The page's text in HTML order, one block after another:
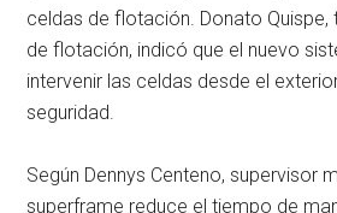
celdas de flotación. Donato
de flotación, indicó que el nuevo
intervenir las celdas desde el
seguridad.
Según Dennys Centeno, supervisor
superframe reduce el tiempo de